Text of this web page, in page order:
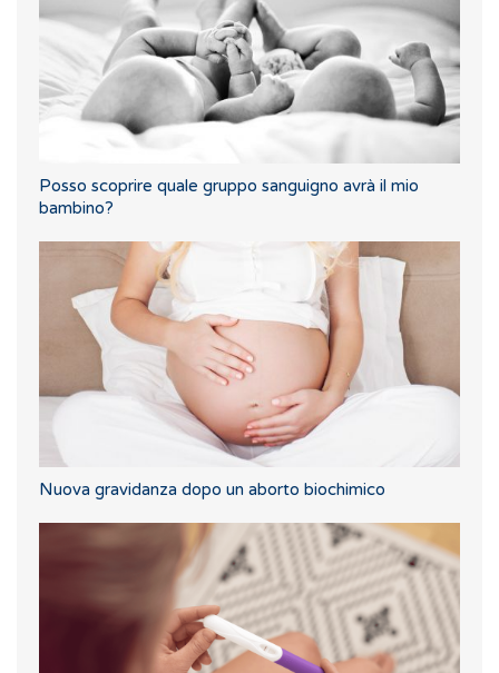
Posso scoprire quale gruppo sanguigno avrà il mio
bambino?
Nuova gravidanza dopo un aborto biochimico